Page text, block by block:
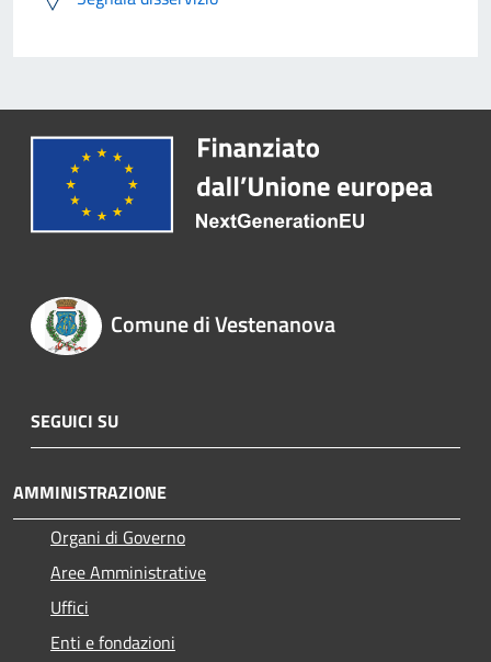
Comune di Vestenanova
SEGUICI SU
AMMINISTRAZIONE
Organi di Governo
Aree Amministrative
Uffici
Enti e fondazioni